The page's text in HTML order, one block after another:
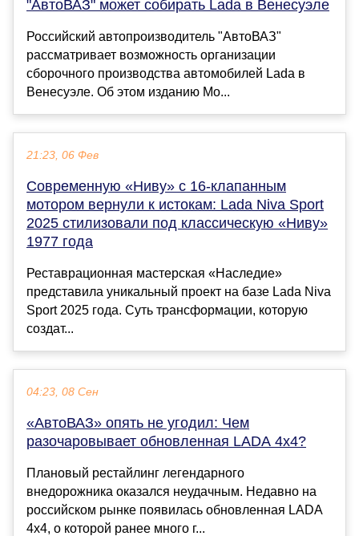
"АвтоВАЗ" может собирать Lada в Венесуэле
Российский автопроизводитель "АвтоВАЗ"
рассматривает возможность организации
сборочного производства автомобилей Lada в
Венесуэле. Об этом изданию Mo...
21:23, 06 Фев
Современную «Ниву» с 16-клапанным
мотором вернули к истокам: Lada Niva Sport
2025 стилизовали под классическую «Ниву»
1977 года
Реставрационная мастерская «Наследие»
представила уникальный проект на базе Lada Niva
Sport 2025 года. Суть трансформации, которую
создат...
04:23, 08 Сен
«АвтоВАЗ» опять не угодил: Чем
разочаровывает обновленная LADA 4x4?
Плановый рестайлинг легендарного
внедорожника оказался неудачным. Недавно на
российском рынке появилась обновленная LADA
4x4, о которой ранее много г...